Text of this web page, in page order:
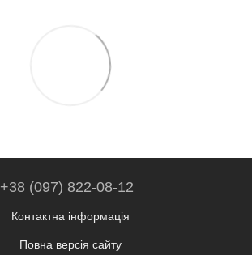
+38 (097) 822-08-12
Контактна інформація
Повна версія сайту